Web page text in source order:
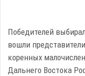
Победителей
вошли
коренных
Дальнего Востока